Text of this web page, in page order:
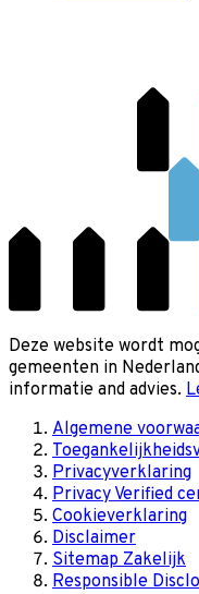
Deze website wordt
gemeenten in
informatie and advies.
Algemene
Privacyverklaring
Privacy Verified
Cookieverklaring
Disclaimer
Sitemap Zakelijk
Responsible